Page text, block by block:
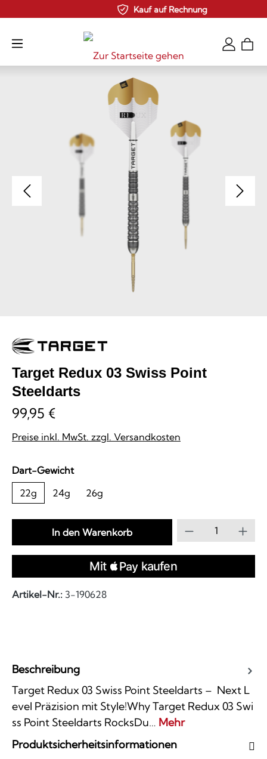
Zum Hauptinhalt springenKauf auf Rechnung
Target Redux 03 Swiss Point
Steeldarts
99,95 €
Preise inkl. MwSt. zzgl. Versandkosten
Dart-Gewichtauswählen
22g
24g 26g
Produkt
In den Warenkorb
Artikel-Nr.: 3-190628
Beschreibung
Target Redux 03 Swiss Point Steeldarts – Next L
evel Präzision mit Style!Why Target Redux 03 Swi
ss Point Steeldarts RocksDu… Mehr
Produktsicherheitsinformationen